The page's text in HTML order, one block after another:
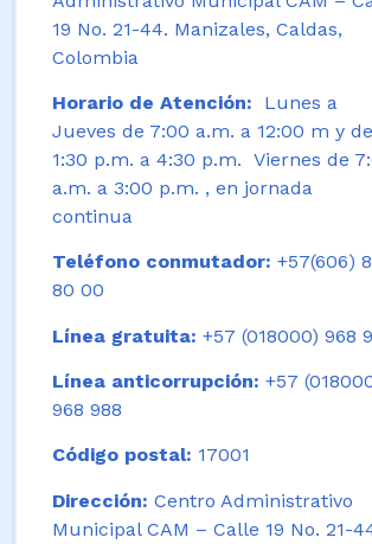
19 No. 21-44. Manizales, Caldas,
Colombia
Horario de Atención:
Lunes a
Jueves de 7:00 a.m. a 12:00 m y de
1:30 p.m. a 4:30 p.m. Viernes de
a.m. a 3:00 p.m. , en jornada
continua
Teléfono conmutador: +57(606)
80 00
Línea gratuita: +57 (018000) 968
Línea anticorrupción: +57
968 988
Código postal: 17001
Dirección: Centro Administrativo
Municipal CAM – Calle 19 No. 21-